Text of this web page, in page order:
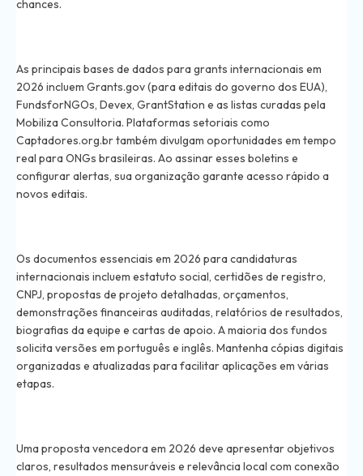
chances.
As principais bases de dados para grants internacionais em
2026 incluem Grants.gov (para editais do governo dos EUA),
FundsforNGOs, Devex, GrantStation e as listas curadas pela
Mobiliza Consultoria. Plataformas setoriais como
Captadores.org.br também divulgam oportunidades em tempo
real para ONGs brasileiras. Ao assinar esses boletins e
configurar alertas, sua organização garante acesso rápido a
novos editais.
Os documentos essenciais em 2026 para candidaturas
internacionais incluem estatuto social, certidões de registro,
CNPJ, propostas de projeto detalhadas, orçamentos,
demonstrações financeiras auditadas, relatórios de resultados,
biografias da equipe e cartas de apoio. A maioria dos fundos
solicita versões em português e inglês. Mantenha cópias digitais
organizadas e atualizadas para facilitar aplicações em várias
etapas.
Uma proposta vencedora em 2026 deve apresentar objetivos
claros, resultados mensuráveis e relevância local com conexão